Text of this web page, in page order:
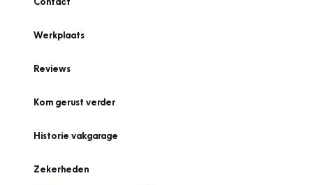
Werkplaats
Reviews
Kom gerust verder
Historie vakgarage
Zekerheden